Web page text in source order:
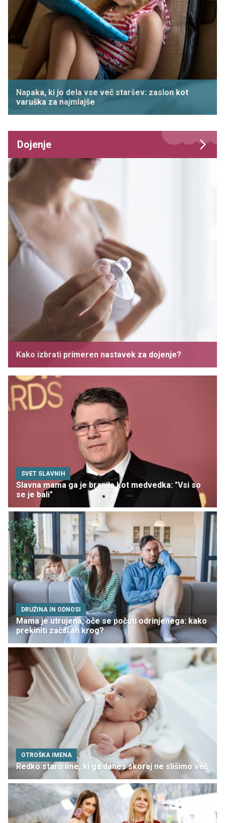
Napaka, ki jo dela vse več staršev: zaslon kot
varuška za najmlajše
Dojenje
Kako izbrati primeren nastavek za dojenje?
SVET SLAVNIH
Slavna mama ga je branila kot medvedka: "Vsi so
se je bali"
DRUŽINA IN ODNOSI
Mama je utrujena, oče se počuti odrinjenega: kako
prekiniti začaran krog?
OTROŠKA IMENA
Redko staro ime, ki ga danes skoraj ne slišimo več